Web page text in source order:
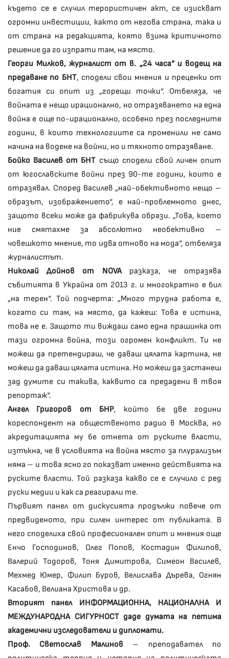
където се е случил терористичен акт, се изискват
огромни инвестиции, както от негова страна, така и
от страна на редакцията, която взима критичното
решение да го изпрати там, на място.
Георги Милков, журналист от в. „24 часа“ и водещ на
предаване по БНТ, сподели свои мнения и преценки от
богатия си опит из „горещи точки“. Отбеляза, че
войната е нещо ирационално, но отразяването на една
война е още по-ирационално, особено през последните
години, в които технологиите са променили не само
начина на водене на войни, но и тяхното отразяване.
Бойко Василев от БНТ също сподели свой личен опит
от югославските войни през 90-те години, които е
отразявал. Според Василев „най-обективното нещо –
образът, изображението“, е най-проблемното днес,
защото всеки може да фабрикува образи. „Това, което
ние смятахме за абсолютно необективно –
човешкото мнение, то идва отново на мода“, отбеляза
журналистът.
Николай Дойнов от NOVAразказа, че отразява
събитията в Украйна от 2013 г. и многократно е бил
„на терен“. Той подчерта: „Много трудна работа е,
когато си там, на място, да кажеш: Това е истина,
това не е. Защото ти виждаш само една прашинка от
тази огромна война, този огромен конфликт. Ти не
можеш да претендираш, че даваш цялата картина, не
можеш да даваш цялата истина. Но можеш да застанеш
зад думите си такива, каквито са предадени в твоя
репортаж“.
Ангел Григоров от БНР, който бе две години
кореспондент на общественото радио в Москва, но
акредитацията му бе отнета от руските власти,
изтъкна, че в условията на война място за плурализъм
няма – и това ясно го показват именно действията на
руските власти. Той разказа какво се е случило с ред
руски медии и как са реагирали те.
Първият панел от дискусията продължи повече от
предвиденото, при силен интерес от публиката. В
него споделиха свой професионален опит и мнения още
Енчо Господинов, Олег Попов, Костадин Филипов,
Валерий Тодоров, Тоня Димитрова, Симеон Василев,
Мехмед Юмер, Филип Буров, Велислава Дърева, Огнян
Касабов, Велиана Христова и др.
Вторият панел ИНФОРМАЦИОННА, НАЦИОНАЛНА И
МЕЖДУНАРОДНА СИГУРНОСТ даде думата на петима
академични изследователи и дипломати.
Проф. Светослав Малинов – преподавател по